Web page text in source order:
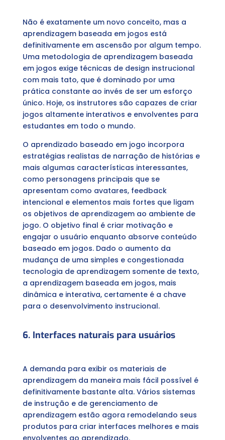
Não é exatamente um novo conceito, mas a
aprendizagem baseada em jogos está
definitivamente em ascensão por algum tempo.
Uma metodologia de aprendizagem baseada
em jogos exige técnicas de design instrucional
com mais tato, que é dominado por uma
prática constante ao invés de ser um esforço
único. Hoje, os instrutores são capazes de criar
jogos altamente interativos e envolventes para
estudantes em todo o mundo.
O aprendizado baseado em jogo incorpora
estratégias realistas de narração de histórias e
mais algumas características interessantes,
como personagens principais que se
apresentam como avatares, feedback
intencional e elementos mais fortes que ligam
os objetivos de aprendizagem ao ambiente de
jogo. O objetivo final é criar motivação e
engajar o usuário enquanto absorve conteúdo
baseado em jogos. Dado o aumento da
mudança de uma simples e congestionada
tecnologia de aprendizagem somente de texto,
a aprendizagem baseada em jogos, mais
dinâmica e interativa, certamente é a chave
para o desenvolvimento instrucional.
6. Interfaces naturais para usuários
A demanda para exibir os materiais de
aprendizagem da maneira mais fácil possível é
definitivamente bastante alta. Vários sistemas
de instrução e de gerenciamento de
aprendizagem estão agora remodelando seus
produtos para criar interfaces melhores e mais